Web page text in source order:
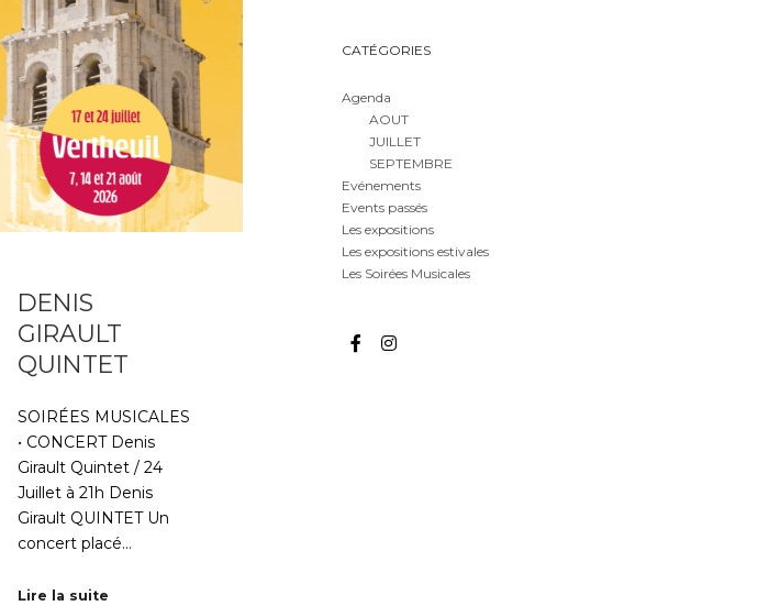
DENIS
GIRAULT
QUINTET
SOIRÉES MUSICALES
• CONCERT Denis
Girault Quintet / 24
Juillet à 21h Denis
Girault QUINTET Un
concert placé…
Lire la suite
CATÉGORIES
Agenda
AOUT
JUILLET
SEPTEMBRE
Evénements
Events passés
Les expositions
Les expositions estivales
Les Soirées Musicales